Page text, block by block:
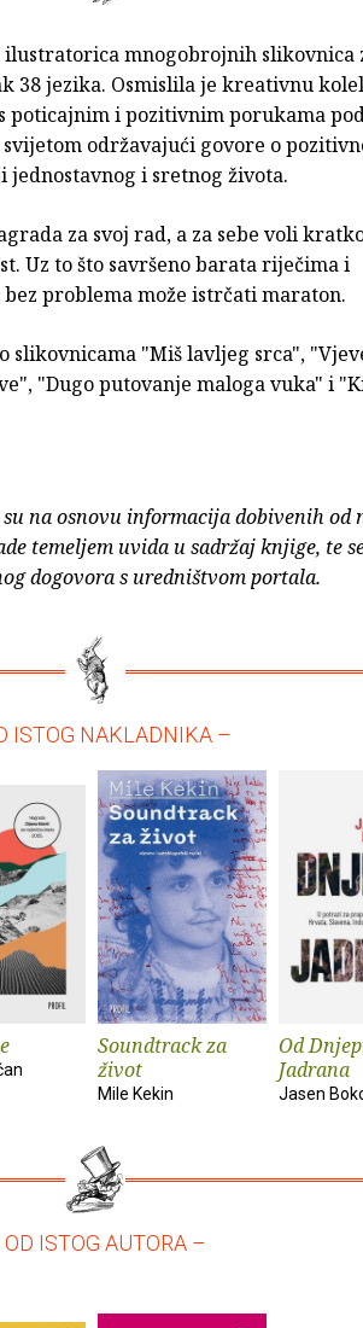
ilustratorica mnogobrojnih slikovnica
38 jezika. Osmislila je kreativnu
poticajnim i pozitivnim porukama
održavajući govore o
i sretnog života.
za svoj rad, a za sebe voli
Uz to što savršeno barata riječima i
problema može istrčati maraton.
slikovnicama "Miš lavljeg srca",
"Dugo putovanje maloga vuka" i
na osnovu informacija dobivenih od
temeljem uvida u sadržaj knjige, te
dogovora s uredništvom portala.
ISTOG NAKLADNIKA –
Soundtrack za
život
Mile Kekin
Od
Jadrana
Jasen
ISTOG AUTORA –